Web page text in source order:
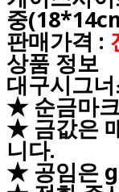
중
판매가격 :
상품 정보
대구시그
★ 순금마
★ 금값은
니다.
★ 공임은